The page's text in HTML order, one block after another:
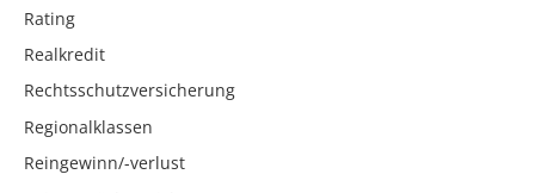
Rating
Realkredit
Rechtsschutzversicherung
Regionalklassen
Reingewinn/-verlust